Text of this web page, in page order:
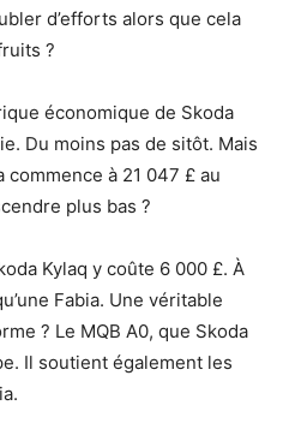
d’efforts alors que cela
?
économique de Skoda
Du moins pas de sitôt. Mais
commence à 21 047 £ au
plus bas ?
Kylaq y coûte 6 000 £. À
Fabia. Une véritable
? Le MQB A0, que Skoda
Il soutient également les